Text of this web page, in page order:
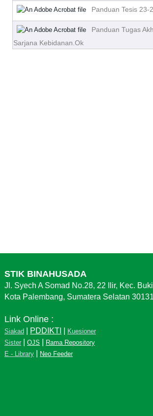
Panduan Tesis 23-
Panduan Tugas
Sarjana Kebidanan.Ok
STIK BINAHUSADA
Jl. Syech A Somad No.28, 22 Ilir, Kec.
Kota Palembang, Sumatera Selatan 30131
Link Online :
Siakad| PDDIKTI
Kuesioner
Sister| OJS
Rama Repository
E - Library| Neo Feeder